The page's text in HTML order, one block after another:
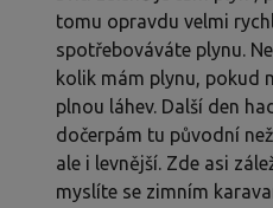
tomu opravdu velmi
spotřebováváte plynu.
kolik mám plynu, pokud
plnou láhev. Další den
dočerpám tu původní
ale i levnější. Zde asi
myslíte se zimním